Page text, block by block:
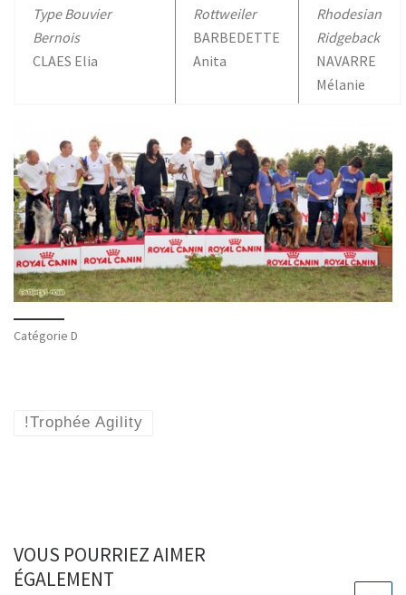
Type Bouvier
Bernois
CLAES Elia
Rottweiler
BARBEDETTE
Anita
Rhodesian
Ridgeback
NAVARRE
Mélanie
Catégorie D
!Trophée Agility
VOUS POURRIEZ AIMER
ÉGALEMENT